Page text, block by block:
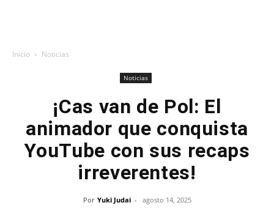
Inicio Noticias
Noticias
¡Cas van de Pol: El
animador que conquista
YouTube con sus recaps
irreverentes!
Por Yuki Judai - agosto 14, 2025